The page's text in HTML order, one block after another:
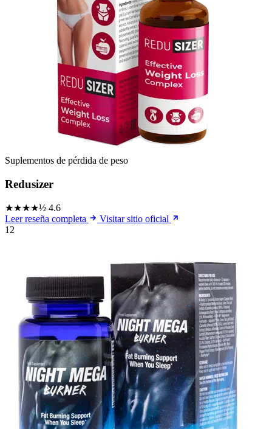
Suplementos de pérdida de peso
Redusizer
★★★★½ 4.6
Leer reseña completa
Visitar sitio oficial
12